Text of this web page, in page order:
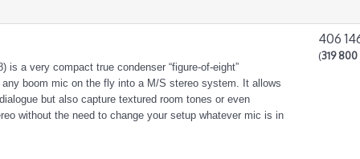
is a very compact true condenser “figure-of-eight”
boom mic on the fly into a M/S stereo system. It allows
but also capture textured room tones or even
without the need to change your setup whatever mic is in
406
(319 800